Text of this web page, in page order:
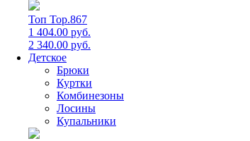
Топ Top.867
1 404.00 руб.
2 340.00 руб.
Детское
Брюки
Куртки
Комбинезоны
Лосины
Купальники